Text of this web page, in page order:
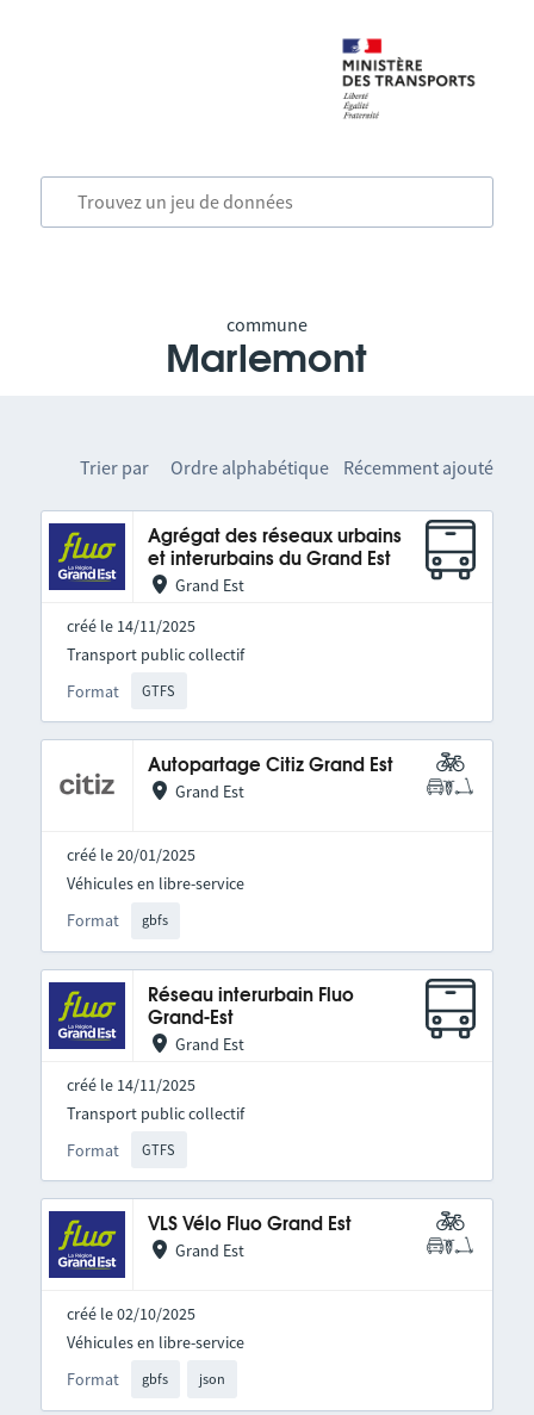
commune
Marlemont
Trier par Ordre alphabétique Récemment ajouté
Agrégat des réseaux urbains
et interurbains du Grand Est
Grand Est
créé le 14/11/2025
Format GTFS
Transport public collectif
Autopartage Citiz Grand Est
Grand Est
créé le 20/01/2025
Format gbfs
Véhicules en libre-service
Réseau interurbain Fluo
Grand-Est
Grand Est
créé le 14/11/2025
Format GTFS
Transport public collectif
VLS Vélo Fluo Grand Est
Grand Est
créé le 02/10/2025
Format gbfs json
Véhicules en libre-service